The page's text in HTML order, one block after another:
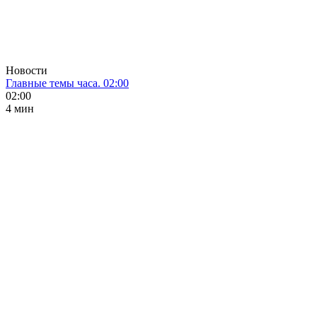
Новости
Главные темы часа. 02:00
02:00
4 мин